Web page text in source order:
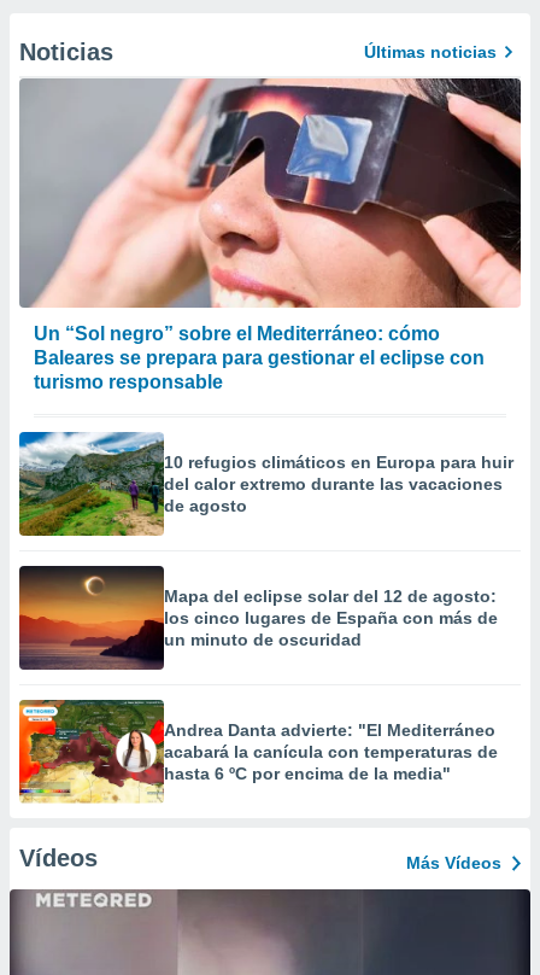
Noticias Últimas noticias
Un “Sol negro” sobre el Mediterráneo: cómo
Baleares se prepara para gestionar el eclipse con
turismo responsable
10 refugios climáticos en Europa para huir
del calor extremo durante las vacaciones
de agosto
Mapa del eclipse solar del 12 de agosto:
los cinco lugares de España con más de
un minuto de oscuridad
Andrea Danta advierte: "El Mediterráneo
acabará la canícula con temperaturas de
hasta 6 ºC por encima de la media"
Vídeos Más Vídeos